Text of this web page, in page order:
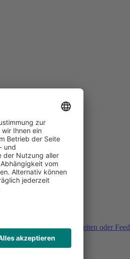
Sie haben Fragen, Unklarheiten oder
Buchung?